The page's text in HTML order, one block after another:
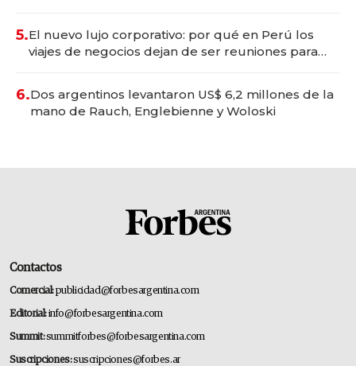
5.El nuevo lujo corporativo: por qué en Perú los
viajes de negocios dejan de ser reuniones para
6.Dos argentinos levantaron US$ 6,2 millones de la
mano de Rauch, Englebienne y Woloski
Contactos
Comercial:publicidad@forbesargentina.com
Editorial:info@forbesargentina.com
Summit:summitforbes@forbesargentina.com
Suscripciones:suscripciones@forbes.ar